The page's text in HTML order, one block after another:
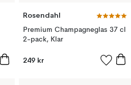
Rosendahl
Premium Champagneglas 37 cl
2-pack, Klar
249 kr